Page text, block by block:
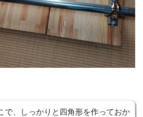
で、しっかりと四角形を作っておか